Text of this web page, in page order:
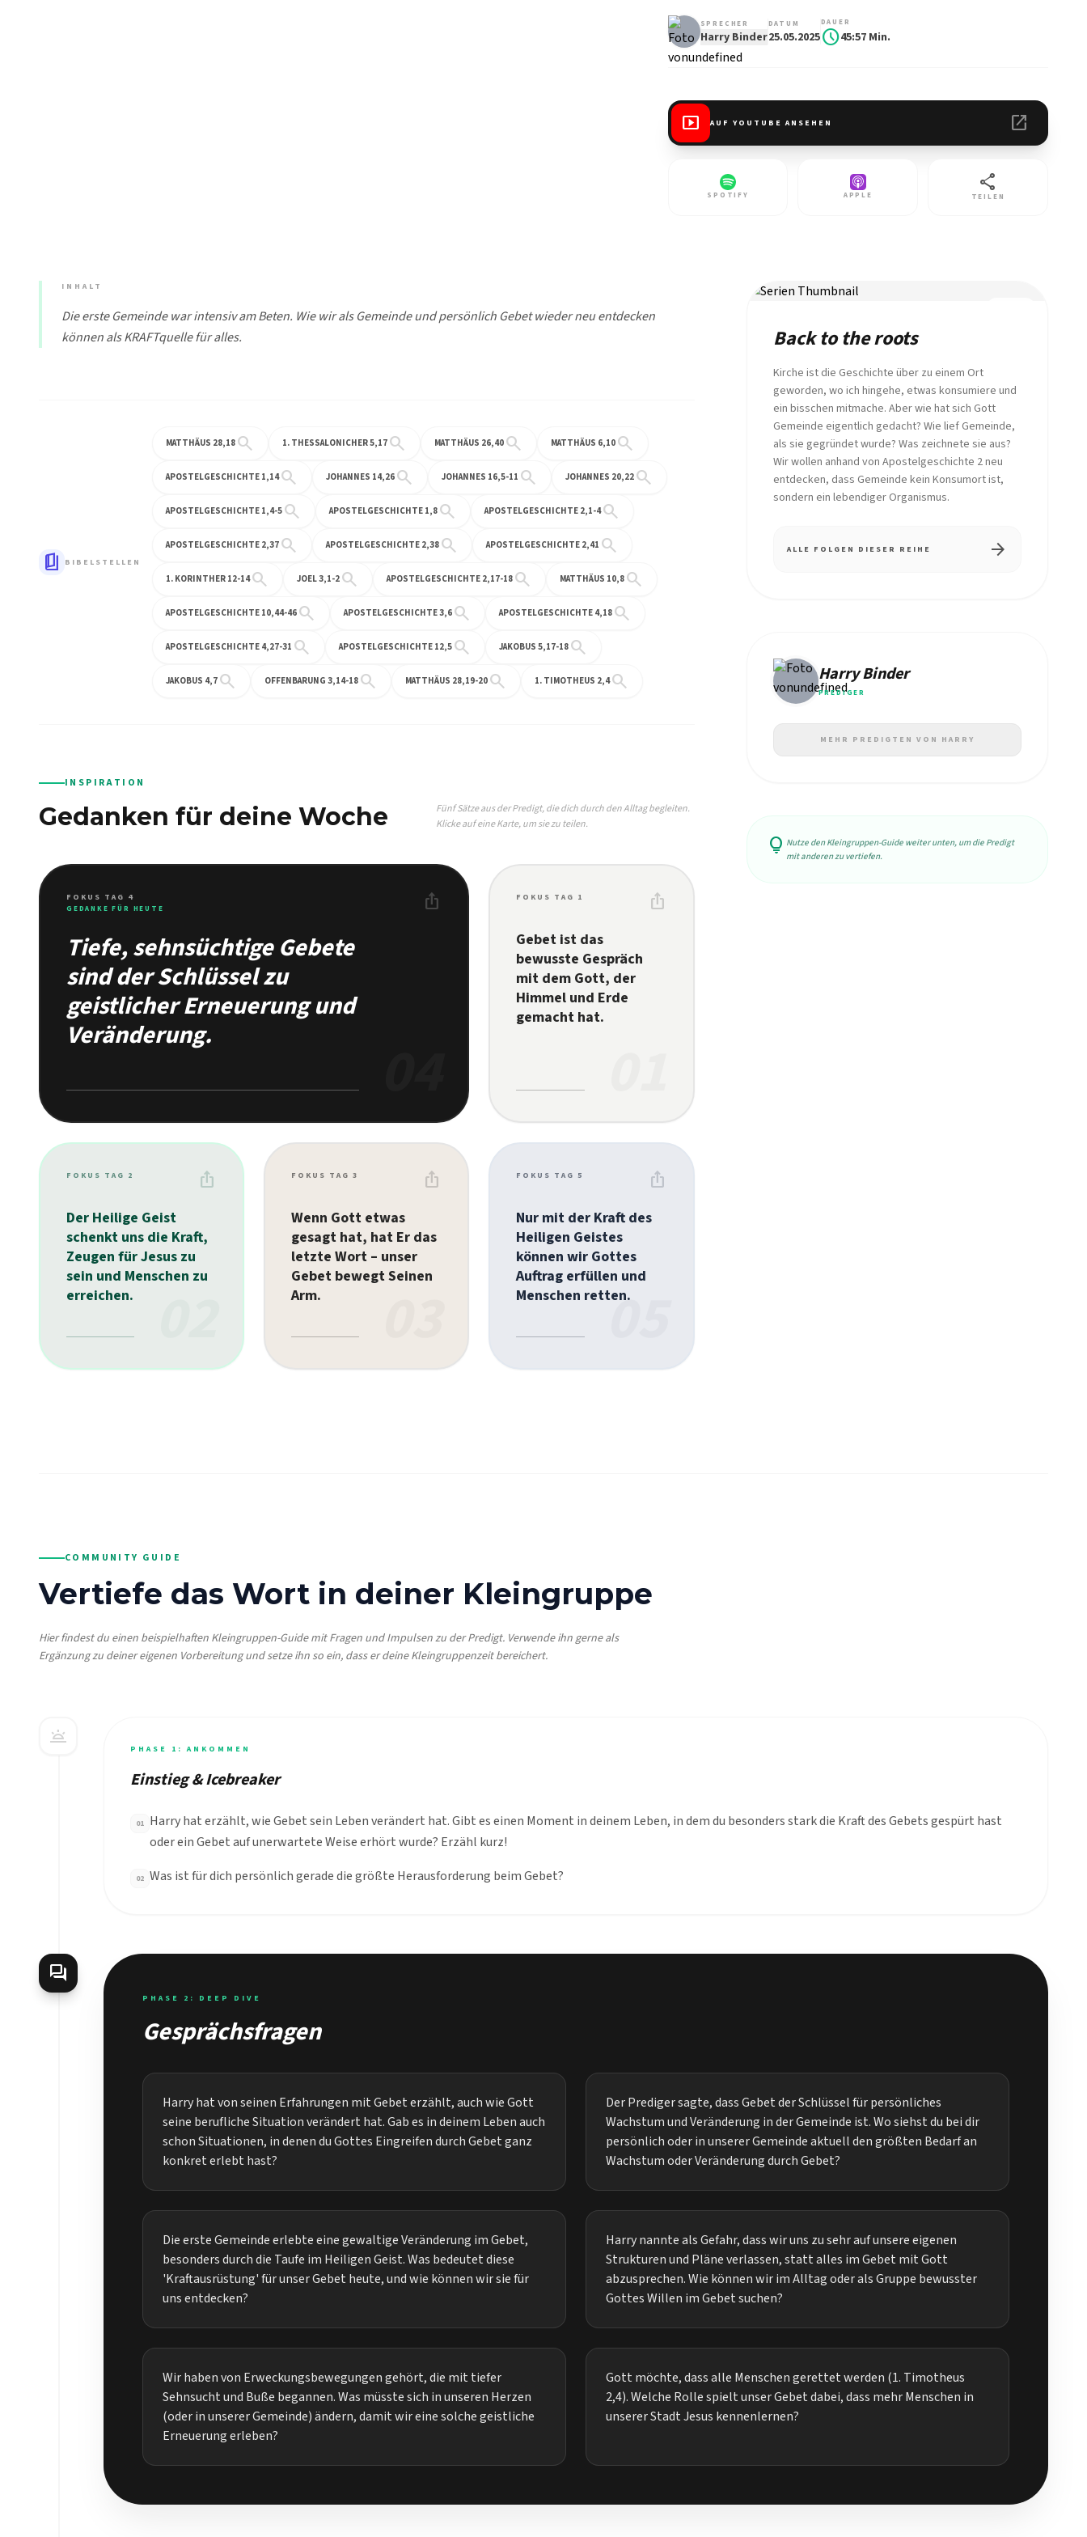
SPRECHER
Harry Binder
DATUM
25.05.2025
DAUER
schedule45:57 Min.
smart_display AUF YOUTUBE ANSEHEN open_in_new
SPOTIFY APPLE
share
TEILEN
INHALT
Die erste Gemeinde war intensiv am Beten. Wie wir als Gemeinde und persönlich Gebet wieder neu entdecken
können als KRAFTquelle für alles.
book_5 BIBELSTELLEN
MATTHÄUS 28,18 search 1. THESSALONICHER 5,17 search MATTHÄUS 26,40 search MATTHÄUS 6,10 search
APOSTELGESCHICHTE 1,14search JOHANNES 14,26 search JOHANNES 16,5-11 search JOHANNES 20,22 search
APOSTELGESCHICHTE 1,4-5 search APOSTELGESCHICHTE 1,8 search APOSTELGESCHICHTE 2,1-4search
APOSTELGESCHICHTE 2,37 search APOSTELGESCHICHTE 2,38 search APOSTELGESCHICHTE 2,41 search
1. KORINTHER 12-14search JOEL 3,1-2 search APOSTELGESCHICHTE 2,17-18 search MATTHÄUS 10,8 search
APOSTELGESCHICHTE 10,44-46 search APOSTELGESCHICHTE 3,6 search APOSTELGESCHICHTE 4,18 search
APOSTELGESCHICHTE 4,27-31 search APOSTELGESCHICHTE 12,5 search JAKOBUS 5,17-18 search
JAKOBUS 4,7 search OFFENBARUNG 3,14-18 search MATTHÄUS 28,19-20 search 1. TIMOTHEUS 2,4search
INSPIRATION
Gedanken für deine Woche
Fünf Sätze aus der Predigt, die dich durch den Alltag begleiten.
Klicke auf eine Karte, um sie zu teilen.
FOKUS TAG 4
GEDANKE FÜR HEUTE ios_share
Tiefe, sehnsüchtige Gebete
sind der Schlüssel zu
geistlicher Erneuerung und
Veränderung.
FOKUS TAG 1 ios_share
Gebet ist das
bewusste Gespräch
mit dem Gott, der
Himmel und Erde
gemacht hat.
FOKUS TAG 2 ios_share
Der Heilige Geist
schenkt uns die Kraft,
Zeugen für Jesus zu
sein und Menschen zu
erreichen.
FOKUS TAG 3 ios_share
Wenn Gott etwas
gesagt hat, hat Er das
letzte Wort – unser
Gebet bewegt Seinen
Arm.
FOKUS TAG 5 ios_share
Nur mit der Kraft des
Heiligen Geistes
können wir Gottes
Auftrag erfüllen und
Menschen retten.
05
Back to the roots
Kirche ist die Geschichte über zu einem Ort
geworden, wo ich hingehe, etwas konsumiere und
ein bisschen mitmache. Aber wie hat sich Gott
Gemeinde eigentlich gedacht? Wie lief Gemeinde,
als sie gegründet wurde? Was zeichnete sie aus?
Wir wollen anhand von Apostelgeschichte 2 neu
entdecken, dass Gemeinde kein Konsumort ist,
sondern ein lebendiger Organismus.
ALLE FOLGEN DIESER REIHE arrow_forward
Harry Binder
PREDIGER
MEHR PREDIGTEN VON HARRY
lightbulb Nutze den Kleingruppen-Guide weiter unten, um die Predigt
mit anderen zu vertiefen.
COMMUNITY GUIDE
Vertiefe das Wort in deiner Kleingruppe
Hier findest du einen beispielhaften Kleingruppen-Guide mit Fragen und Impulsen zu der Predigt. Verwende ihn gerne als
Ergänzung zu deiner eigenen Vorbereitung und setze ihn so ein, dass er deine Kleingruppenzeit bereichert.
wb_twilight
PHASE 1: ANKOMMEN
Einstieg & Icebreaker
01 Harry hat erzählt, wie Gebet sein Leben verändert hat. Gibt es einen Moment in deinem Leben, in dem du besonders stark die Kraft des Gebets gespürt hast
oder ein Gebet auf unerwartete Weise erhört wurde? Erzähl kurz!
02 Was ist für dich persönlich gerade die größte Herausforderung beim Gebet?
forum
PHASE 2: DEEP DIVE
Gesprächsfragen
Harry hat von seinen Erfahrungen mit Gebet erzählt, auch wie Gott
seine berufliche Situation verändert hat. Gab es in deinem Leben auch
schon Situationen, in denen du Gottes Eingreifen durch Gebet ganz
konkret erlebt hast?
Der Prediger sagte, dass Gebet der Schlüssel für persönliches
Wachstum und Veränderung in der Gemeinde ist. Wo siehst du bei dir
persönlich oder in unserer Gemeinde aktuell den größten Bedarf an
Wachstum oder Veränderung durch Gebet?
Die erste Gemeinde erlebte eine gewaltige Veränderung im Gebet,
besonders durch die Taufe im Heiligen Geist. Was bedeutet diese
'Kraftausrüstung' für unser Gebet heute, und wie können wir sie für
uns entdecken?
Harry nannte als Gefahr, dass wir uns zu sehr auf unsere eigenen
Strukturen und Pläne verlassen, statt alles im Gebet mit Gott
abzusprechen. Wie können wir im Alltag oder als Gruppe bewusster
Gottes Willen im Gebet suchen?
Wir haben von Erweckungsbewegungen gehört, die mit tiefer
Sehnsucht und Buße begannen. Was müsste sich in unseren Herzen
(oder in unserer Gemeinde) ändern, damit wir eine solche geistliche
Erneuerung erleben?
Gott möchte, dass alle Menschen gerettet werden (1. Timotheus
2,4). Welche Rolle spielt unser Gebet dabei, dass mehr Menschen in
unserer Stadt Jesus kennenlernen?